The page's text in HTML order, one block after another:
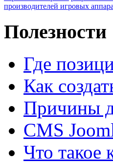
производителей игровых
Полезности
Где
Как
Причины
CMS
Что такое